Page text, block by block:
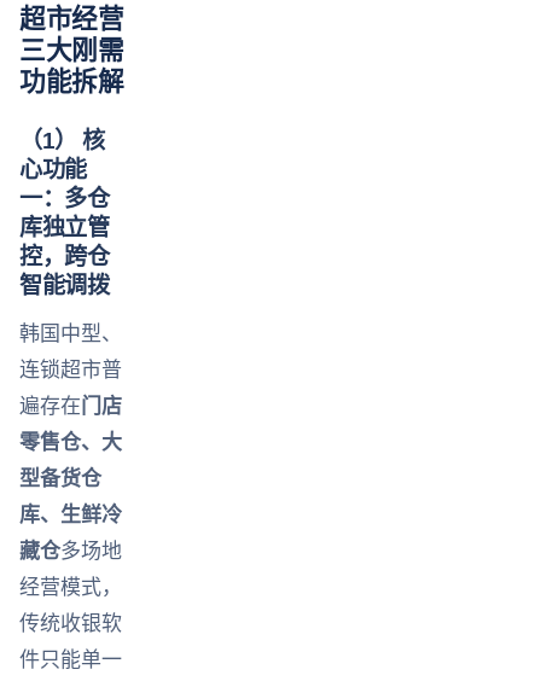
超市经营
三大刚需
功能拆解
（1） 核
心功能
一：多仓
库独立管
控，跨仓
智能调拨
韩国中型、
连锁超市普
遍存在门店
零售仓、大
型备货仓
库、生鲜冷
藏仓多场地
经营模式，
传统收银软
件只能单一